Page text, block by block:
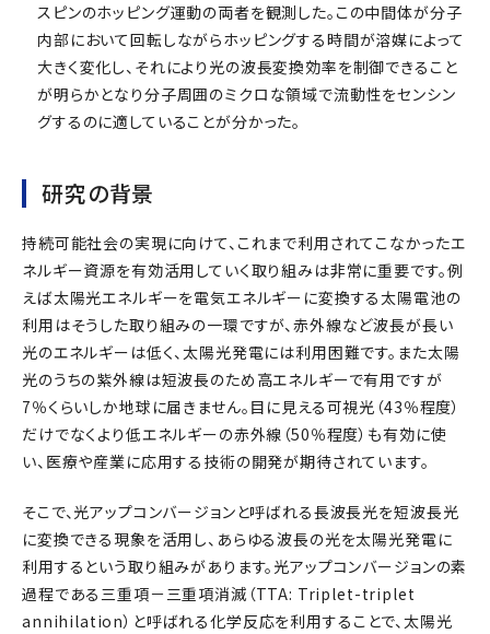
スピンのホッピング運動の両者を観測した。この中間体が分子
内部において回転しながらホッピングする時間が溶媒によって
大きく変化し、それにより光の波長変換効率を制御できること
が明らかとなり分子周囲のミクロな領域で流動性をセンシン
グするのに適していることが分かった。
研究の背景
持続可能社会の実現に向けて、これまで利用されてこなかったエ
ネルギー資源を有効活用していく取り組みは非常に重要です。例
えば太陽光エネルギーを電気エネルギーに変換する太陽電池の
利用はそうした取り組みの一環ですが、赤外線など波長が長い
光のエネルギーは低く、太陽光発電には利用困難です。また太陽
光のうちの紫外線は短波長のため高エネルギーで有用ですが
7％くらいしか地球に届きません。目に見える可視光（43％程度）
だけでなくより低エネルギーの赤外線（50％程度）も有効に使
い、医療や産業に応用する技術の開発が期待されています。
そこで、光アップコンバージョンと呼ばれる長波長光を短波長光
に変換できる現象を活用し、あらゆる波長の光を太陽光発電に
利用するという取り組みがあります。光アップコンバージョンの素
過程である三重項－三重項消滅（TTA: Triplet-triplet
annihilation）と呼ばれる化学反応を利用することで、太陽光